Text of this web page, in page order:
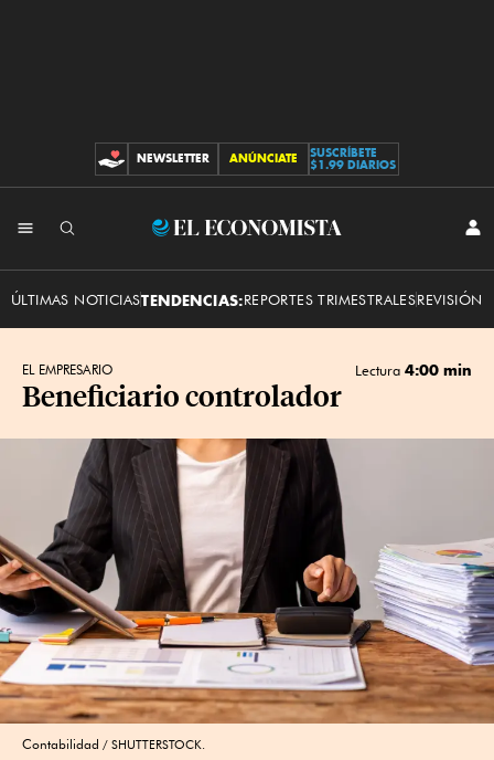
CONTRIBUCIONES
NEWSLETTER ANÚNCIATE
SUSCRÍBETE
$1.99 DIARIOS
El
ÚLTIMAS NOTICIASTENDENCIAS:REPORTES TRIMESTRALESREVISIÓN
EL EMPRESARIO Lectura 4:00 min
Beneficiario controlador
Contabilidad SHUTTERSTOCK.